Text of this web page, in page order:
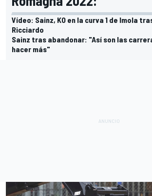
Vídeo: Sainz, KO en la curva 1 de Imola
Ricciardo
Sainz tras abandonar: "Así son las
hacer más"